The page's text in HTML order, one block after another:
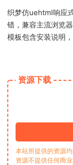
织梦仿uehtml响应
错，兼容主流浏览器
模板包含安装说明
资源下载
本站所提供的资源
资源不提供任何商